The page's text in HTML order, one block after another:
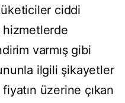
ciddi
hizmetlerde
varmış gibi
ilgili şikayetler
üzerine çıkan